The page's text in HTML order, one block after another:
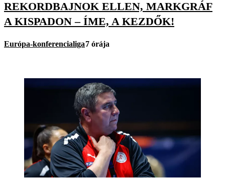
REKORDBAJNOK ELLEN, MARKGRÁF
A KISPADON – ÍME, A KEZDŐK!
Európa-konferencialiga7 órája